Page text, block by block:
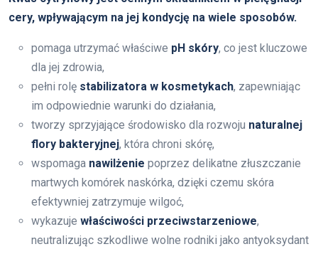
cery, wpływającym na jej kondycję na wiele sposobów.
pomaga utrzymać właściwe pH skóry, co jest kluczowe
dla jej zdrowia,
pełni rolę stabilizatora w kosmetykach, zapewniając
im odpowiednie warunki do działania,
tworzy sprzyjające środowisko dla rozwoju naturalnej
flory bakteryjnej, która chroni skórę,
wspomaga nawilżenie poprzez delikatne złuszczanie
martwych komórek naskórka, dzięki czemu skóra
efektywniej zatrzymuje wilgoć,
wykazuje właściwości przeciwstarzeniowe,
neutralizując szkodliwe wolne rodniki jako antyoksydant